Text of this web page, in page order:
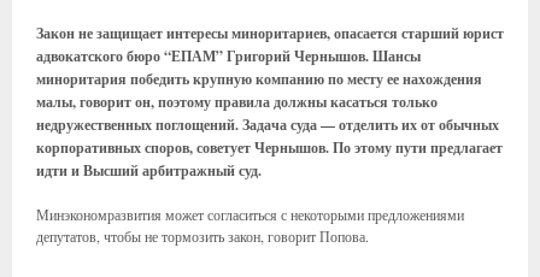
Закон не защищает интересы миноритариев, опасается старший юрист
адвокатского бюро “ЕПАМ” Григорий Чернышов. Шансы
миноритария победить крупную компанию по месту ее нахождения
малы, говорит он, поэтому правила должны касаться только
недружественных поглощений. Задача суда — отделить их от обычных
корпоративных споров, советует Чернышов. По этому пути предлагает
идти и Высший арбитражный суд.
Минэкономразвития может согласиться с некоторыми предложениями
депутатов, чтобы не тормозить закон, говорит Попова.